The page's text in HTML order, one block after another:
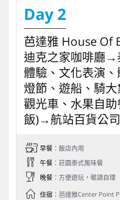
Day 2
芭達雅 House Of
迪克之家咖啡廳→
體驗、文化表演
燈節、遊船、騎大
觀光車、水果自
飯)→航站百貨公司
早餐：飯店內用
午餐：莊園泰式風味餐
晚餐：方便遊玩，敬請自理
住宿：芭達雅Center Point